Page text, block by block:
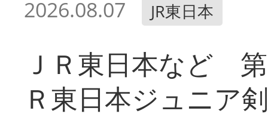
2026.08.07 JR東日本
ＪＲ東日本など
Ｒ東日本ジュニア